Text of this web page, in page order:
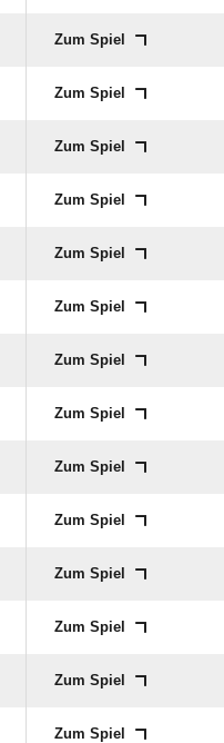
Zum Spiel
Zum Spiel
Zum Spiel
Zum Spiel
Zum Spiel
Zum Spiel
Zum Spiel
Zum Spiel
Zum Spiel
Zum Spiel
Zum Spiel
Zum Spiel
Zum Spiel
Zum Spiel